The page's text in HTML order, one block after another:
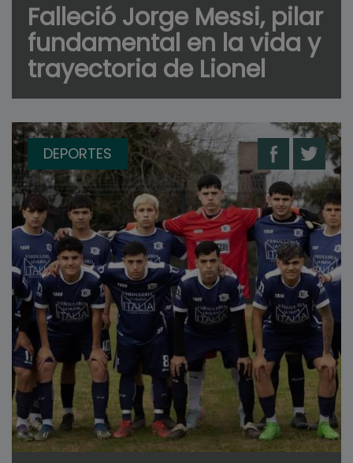
Falleció Jorge Messi, pilar
fundamental en la vida y
trayectoria de Lionel
DEPORTES